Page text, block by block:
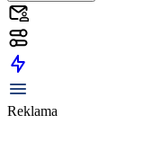
Reklama